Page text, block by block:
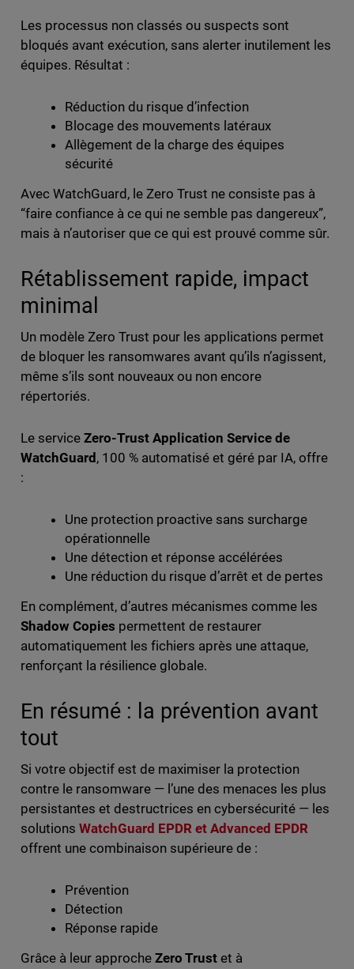
Les processus non classés ou suspects sont
bloqués avant exécution, sans alerter inutilement les
équipes. Résultat :
Réduction du risque d’infection
Blocage des mouvements latéraux
Allègement de la charge des équipes
sécurité
Avec WatchGuard, le Zero Trust ne consiste pas à
“faire confiance à ce qui ne semble pas dangereux”,
mais à n’autoriser que ce qui est prouvé comme sûr.
Rétablissement rapide, impact
minimal
Un modèle Zero Trust pour les applications permet
de bloquer les ransomwares avant qu’ils n’agissent,
même s’ils sont nouveaux ou non encore
répertoriés.
Le service Zero-Trust Application Service de
WatchGuard , 100 % automatisé et géré par IA, offre
:
Une protection proactive sans surcharge
opérationnelle
Une détection et réponse accélérées
Une réduction du risque d’arrêt et de pertes
En complément, d’autres mécanismes comme les
Shadow Copies permettent de restaurer
automatiquement les fichiers après une attaque,
renforçant la résilience globale.
En résumé : la prévention avant
tout
Si votre objectif est de maximiser la protection
contre le ransomware — l’une des menaces les plus
persistantes et destructrices en cybersécurité — les
solutions WatchGuard EPDR et Advanced EPDR
offrent une combinaison supérieure de :
Prévention
Détection
Réponse rapide
Grâce à leur approche Zero Trust et à